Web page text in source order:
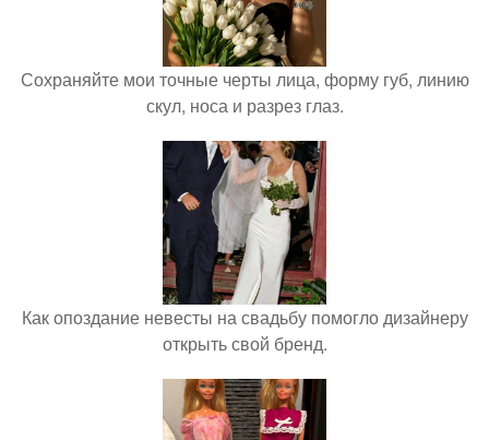
Сохраняйте мои точные черты лица, форму губ, линию
скул, носа и разрез глаз.
Как опоздание невесты на свадьбу помогло дизайнеру
открыть свой бренд.